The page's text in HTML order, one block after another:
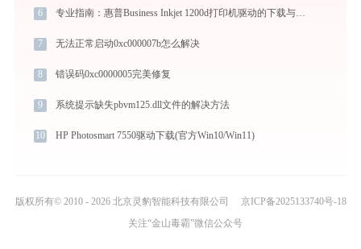
6 专业指南：惠普Business Inkjet 1200d打印机驱动的下载与安装步骤详解
7 无法正常启动0xc000007b怎么解决
8 错误码0xc0000005完美修复
9 系统提示缺失pbvm125.dll文件的解决方法
10 HP Photosmart 7550驱动下载(官方Win10/Win11)
版权所有© 2010 - 2026 北京灵豹智能科技有限公司
京ICP备2025133740号-18
关注“金山毒霸”微信公众号